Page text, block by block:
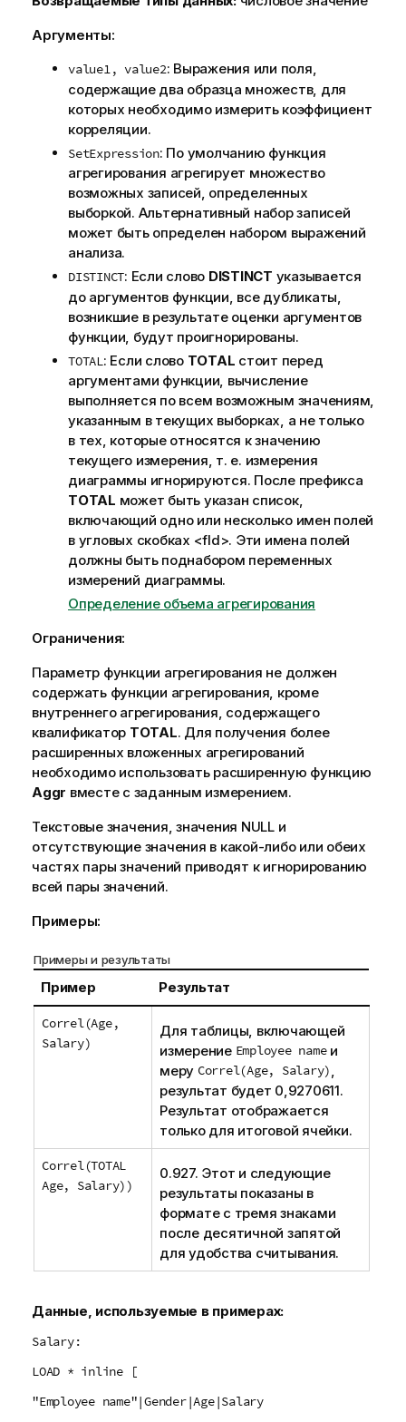
Аргументы:
value1, value2: Выражения или поля,
содержащие два образца множеств, для
которых необходимо измерить коэффициент
корреляции.
SetExpression: По умолчанию функция
агрегирования агрегирует множество
возможных записей, определенных
выборкой. Альтернативный набор записей
может быть определен набором выражений
анализа.
DISTINCT: Если слово DISTINCT указывается
до аргументов функции, все дубликаты,
возникшие в результате оценки аргументов
функции, будут проигнорированы.
TOTAL: Если слово TOTAL стоит перед
аргументами функции, вычисление
выполняется по всем возможным значениям,
указанным в текущих выборках, а не только
в тех, которые относятся к значению
текущего измерения, т. е. измерения
диаграммы игнорируются. После префикса
TOTAL может быть указан список,
включающий одно или несколько имен полей
в угловых скобках <fld>. Эти имена полей
должны быть поднабором переменных
измерений диаграммы.
Определение объема агрегирования
Ограничения:
Параметр функции агрегирования не должен
содержать функции агрегирования, кроме
внутреннего агрегирования, содержащего
квалификатор TOTAL. Для получения более
расширенных вложенных агрегирований
необходимо использовать расширенную функцию
Aggr вместе с заданным измерением.
Текстовые значения, значения NULLи
отсутствующие значения в какой-либо или обеих
частях пары значений приводят к игнорированию
всей пары значений.
Примеры:
Примеры и результаты
Пример Результат
Correl(Age,
Salary)
Для таблицы, включающей
измерение Employee nameи
меру Correl(Age, Salary),
результат будет 0,9270611.
Результат отображается
только для итоговой ячейки.
Correl(TOTAL
Age, Salary))
0.927. Этот и следующие
результаты показаны в
формате с тремя знаками
после десятичной запятой
для удобства считывания.
Данные, используемые в примерах:
Salary:
LOAD * inline [
"Employee name"|Gender|Age|Salary